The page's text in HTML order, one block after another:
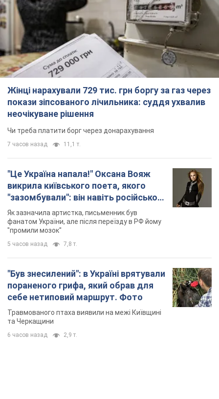
покази зіпсованого лічильника: суддя ухвалив
неочікуване рішення
Чи треба платити борг через донарахування
7 часов назад 11,1 т.
"Це Україна напала!" Оксана Вояж
викрила київського поета, якого
"зазомбували": він навіть російської
не знав, а тепер хоче геноциду
Як зазначила артистка, письменник був
"промили мозок"
5 часов назад 7,8 т.
"Був знесилений": в Україні врятували
пораненого грифа, який обрав для
себе нетиповий маршрут. Фото
Травмованого птаха виявили на межі Київщині
та Черкащини